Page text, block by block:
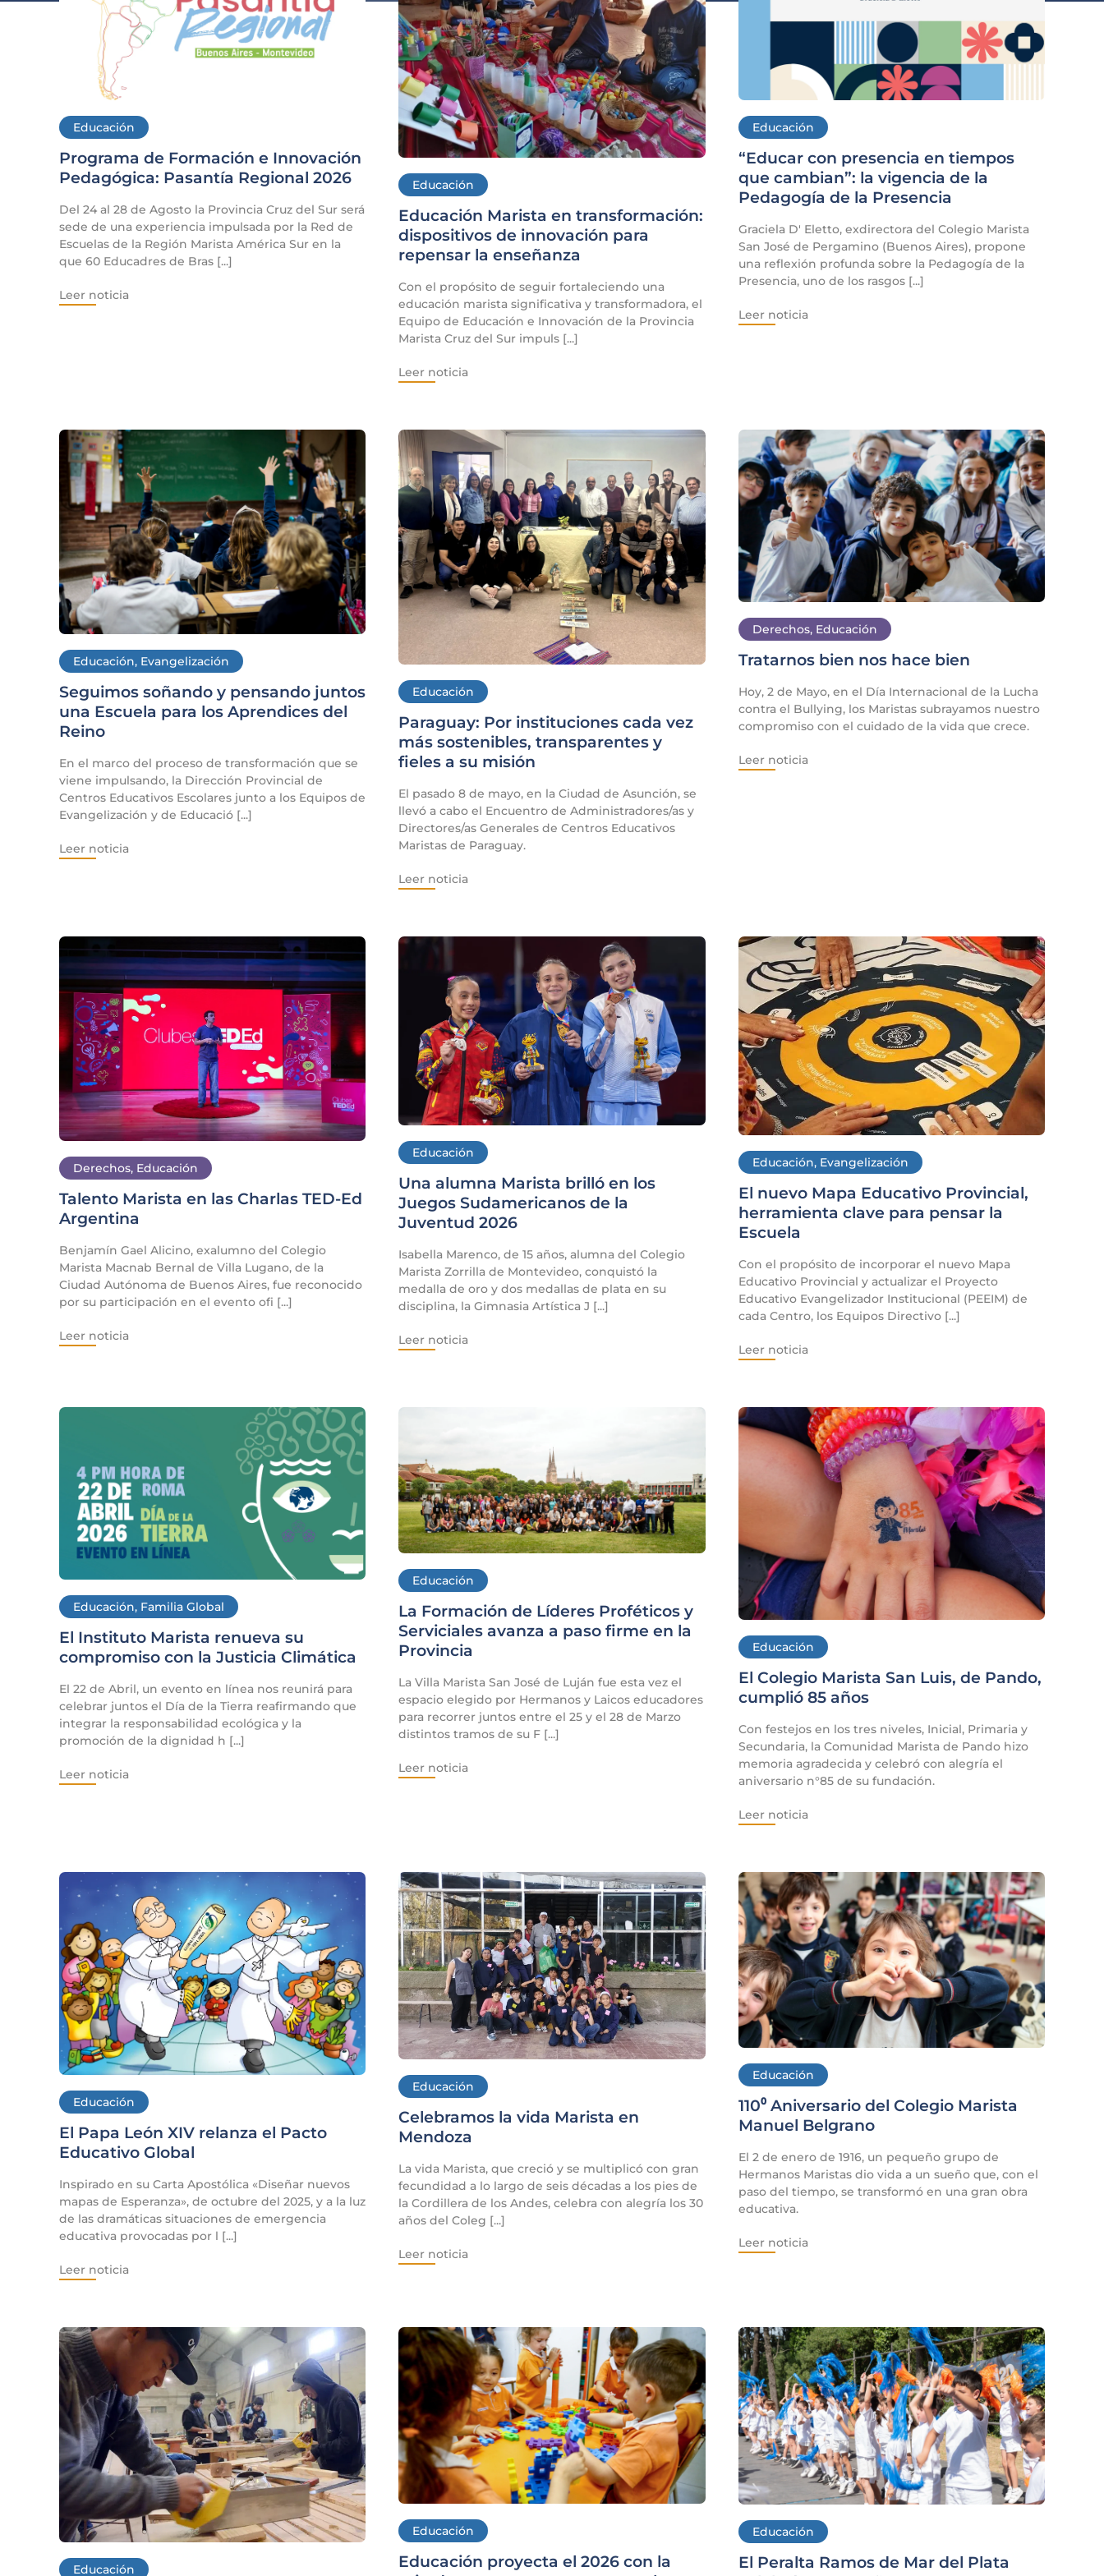
Educación
Programa de Formación e Innovación
Pedagógica: Pasantía Regional 2026
Del 24 al 28 de Agosto la Provincia Cruz del Sur será
sede de una experiencia impulsada por la Red de
Escuelas de la Región Marista América Sur en la
que 60 Educadres de Bras [...]
Leer noticia
Educación
Educación Marista en transformación:
dispositivos de innovación para
repensar la enseñanza
Con el propósito de seguir fortaleciendo una
educación marista significativa y transformadora, el
Equipo de Educación e Innovación de la Provincia
Marista Cruz del Sur impuls [...]
Leer noticia
Educación
“Educar con presencia en tiempos
que cambian”: la vigencia de la
Pedagogía de la Presencia
Graciela D' Eletto, exdirectora del Colegio Marista
San José de Pergamino (Buenos Aires), propone
una reflexión profunda sobre la Pedagogía de la
Presencia, uno de los rasgos [...]
Leer noticia
Educación, Evangelización
Seguimos soñando y pensando juntos
una Escuela para los Aprendices del
Reino
En el marco del proceso de transformación que se
viene impulsando, la Dirección Provincial de
Centros Educativos Escolares junto a los Equipos de
Evangelización y de Educació [...]
Leer noticia
Educación
Paraguay: Por instituciones cada vez
más sostenibles, transparentes y
fieles a su misión
El pasado 8 de mayo, en la Ciudad de Asunción, se
llevó a cabo el Encuentro de Administradores/as y
Directores/as Generales de Centros Educativos
Maristas de Paraguay.
Leer noticia
Derechos, Educación
Tratarnos bien nos hace bien
Hoy, 2 de Mayo, en el Día Internacional de la Lucha
contra el Bullying, los Maristas subrayamos nuestro
compromiso con el cuidado de la vida que crece.
Leer noticia
Derechos, Educación
Talento Marista en las Charlas TED-Ed
Argentina
Benjamín Gael Alicino, exalumno del Colegio
Marista Macnab Bernal de Villa Lugano, de la
Ciudad Autónoma de Buenos Aires, fue reconocido
por su participación en el evento ofi [...]
Leer noticia
Educación
Una alumna Marista brilló en los
Juegos Sudamericanos de la
Juventud 2026
Isabella Marenco, de 15 años, alumna del Colegio
Marista Zorrilla de Montevideo, conquistó la
medalla de oro y dos medallas de plata en su
disciplina, la Gimnasia Artística J [...]
Leer noticia
Educación, Evangelización
El nuevo Mapa Educativo Provincial,
herramienta clave para pensar la
Escuela
Con el propósito de incorporar el nuevo Mapa
Educativo Provincial y actualizar el Proyecto
Educativo Evangelizador Institucional (PEEIM) de
cada Centro, los Equipos Directivo [...]
Leer noticia
Educación, Familia Global
El Instituto Marista renueva su
compromiso con la Justicia Climática
El 22 de Abril, un evento en línea nos reunirá para
celebrar juntos el Día de la Tierra reafirmando que
integrar la responsabilidad ecológica y la
promoción de la dignidad h [...]
Leer noticia
Educación
La Formación de Líderes Proféticos y
Serviciales avanza a paso firme en la
Provincia
La Villa Marista San José de Luján fue esta vez el
espacio elegido por Hermanos y Laicos educadores
para recorrer juntos entre el 25 y el 28 de Marzo
distintos tramos de su F [...]
Leer noticia
Educación
El Colegio Marista San Luis, de Pando,
cumplió 85 años
Con festejos en los tres niveles, Inicial, Primaria y
Secundaria, la Comunidad Marista de Pando hizo
memoria agradecida y celebró con alegría el
aniversario n°85 de su fundación.
Leer noticia
Educación
El Papa León XIV relanza el Pacto
Educativo Global
Inspirado en su Carta Apostólica «Diseñar nuevos
mapas de Esperanza», de octubre del 2025, y a la luz
de las dramáticas situaciones de emergencia
educativa provocadas por l [...]
Leer noticia
Educación
Celebramos la vida Marista en
Mendoza
La vida Marista, que creció y se multiplicó con gran
fecundidad a lo largo de seis décadas a los pies de
la Cordillera de los Andes, celebra con alegría los 30
años del Coleg [...]
Leer noticia
Educación
110⁰ Aniversario del Colegio Marista
Manuel Belgrano
El 2 de enero de 1916, un pequeño grupo de
Hermanos Maristas dio vida a un sueño que, con el
paso del tiempo, se transformó en una gran obra
educativa.
Leer noticia
Educación
Educación
Educación proyecta el 2026 con la
Educación
El Peralta Ramos de Mar del Plata